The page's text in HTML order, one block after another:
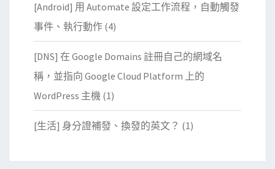
[Android] 用 Automate 設定工作流程，自動觸發
事件、執行動作 (4)
[DNS] 在 Google Domains 註冊自己的網域名
稱，並指向 Google Cloud Platform 上的
WordPress 主機 (1)
[生活] 身分證補發、換發的英文？ (1)